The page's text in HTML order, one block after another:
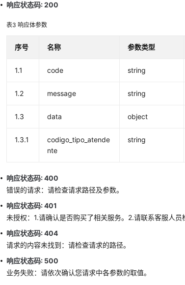
响应状态码: 200
表3响应体参数
序号 名称 参数类型
1.1 code string
1.2 message string
1.3 data object
1.3.1
codigo_tipo_atende
nte
string
响应状态码: 400
错误的请求：请检查请求路径及参数。
响应状态码: 401
未授权：1.请确认是否购买了相关服务。2.请联系客服人员
响应状态码: 404
请求的内容未找到：请检查请求的路径。
响应状态码: 500
业务失败：请依次确认您请求中各参数的取值。